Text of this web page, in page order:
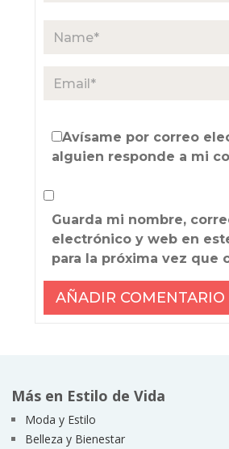
Avísame por correo
alguien responde a mi
Guarda mi nombre,
electrónico y web en
para la próxima vez que
Más en Estilo de Vida
Moda y Estilo
Belleza y Bienestar